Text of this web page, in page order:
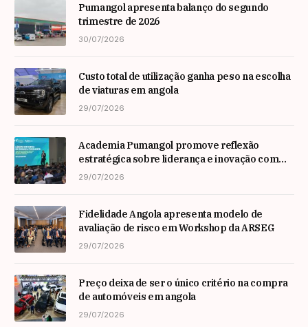
Pumangol apresenta balanço do segundo
trimestre de 2026
30/07/2026
Custo total de utilização ganha peso na escolha
de viaturas em angola
29/07/2026
Academia Pumangol promove reflexão
estratégica sobre liderança e inovação com
especialista internacional Nadim Habib
29/07/2026
Fidelidade Angola apresenta modelo de
avaliação de risco em Workshop da ARSEG
29/07/2026
Preço deixa de ser o único critério na compra
de automóveis em angola
29/07/2026